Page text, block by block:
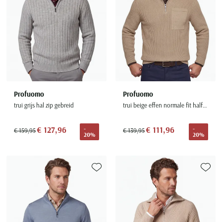
Profuomo
trui grijs hal zip gebreid
€ 159,95€ 127,96
-
20%
Profuomo
trui beige effen normale fit half zip
€ 139,95€ 111,96
-
20%
Toevoegen aan favorieten